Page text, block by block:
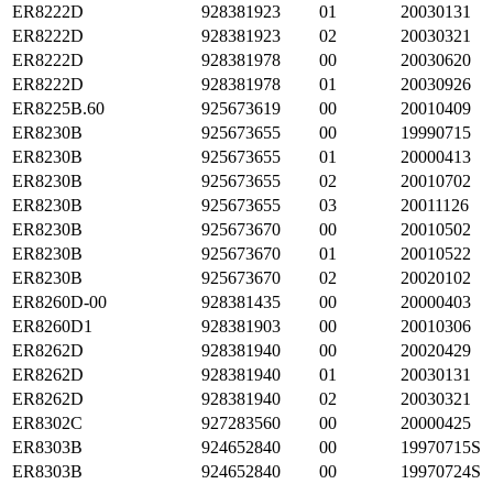
ER8222D
928381923 01
20030131
ER8222D
928381923 02
20030321
ER8222D
928381978 00
20030620
ER8222D
928381978 01
20030926
ER8225B.60
925673619 00
20010409
ER8230B
925673655 00
19990715
ER8230B
925673655 01
20000413
ER8230B
925673655 02
20010702
ER8230B
925673655 03
20011126
ER8230B
925673670 00
20010502
ER8230B
925673670 01
20010522
ER8230B
925673670 02
20020102
ER8260D-00
928381435 00
20000403
ER8260D1
928381903 00
20010306
ER8262D
928381940 00
20020429
ER8262D
928381940 01
20030131
ER8262D
928381940 02
20030321
ER8302C
927283560 00
20000425
ER8303B
924652840 00
19970715S
ER8303B
924652840 00
19970724S